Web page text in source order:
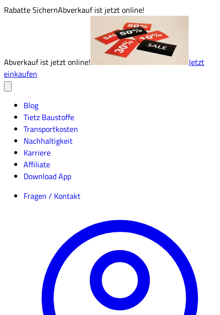
Rabatte SichernAbverkauf ist jetzt online!
Abverkauf ist jetzt online!
Jetzt
einkaufen
Blog
Tietz Baustoffe
Transportkosten
Nachhaltigkeit
Karriere
Affiliate
Download App
Fragen / Kontakt